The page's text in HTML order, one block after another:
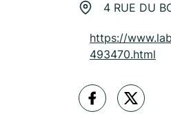
4 RUE DU
https://
493470.html